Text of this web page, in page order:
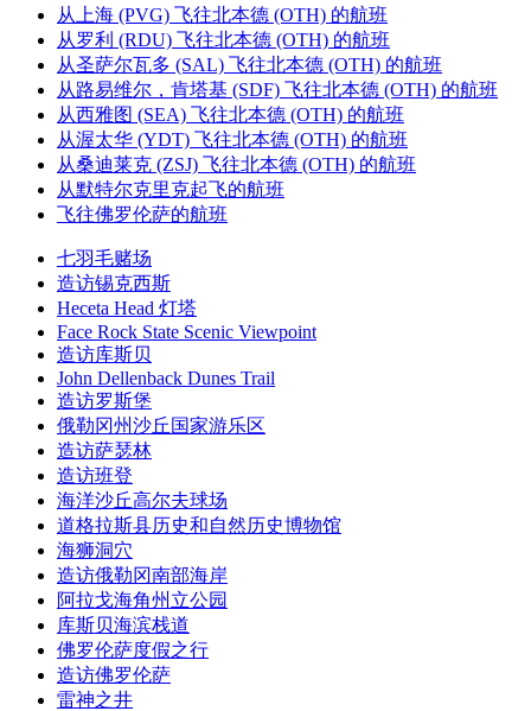
从上海 (PVG) 飞往北本德 (OTH) 的航班
从罗利 (RDU) 飞往北本德 (OTH) 的航班
从圣萨尔瓦多 (SAL) 飞往北本德 (OTH) 的航班
从路易维尔，肯塔基 (SDF) 飞往北本德 (OTH) 的航班
从西雅图 (SEA) 飞往北本德 (OTH) 的航班
从渥太华 (YDT) 飞往北本德 (OTH) 的航班
从桑迪莱克 (ZSJ) 飞往北本德 (OTH) 的航班
从默特尔克里克起飞的航班
飞往佛罗伦萨的航班
七羽毛赌场
造访锡克西斯
Heceta Head 灯塔
Face Rock State Scenic Viewpoint
造访库斯贝
John Dellenback Dunes Trail
造访罗斯堡
俄勒冈州沙丘国家游乐区
造访萨瑟林
造访班登
海洋沙丘高尔夫球场
道格拉斯县历史和自然历史博物馆
海狮洞穴
造访俄勒冈南部海岸
阿拉戈海角州立公园
库斯贝海滨栈道
佛罗伦萨度假之行
造访佛罗伦萨
雷神之井